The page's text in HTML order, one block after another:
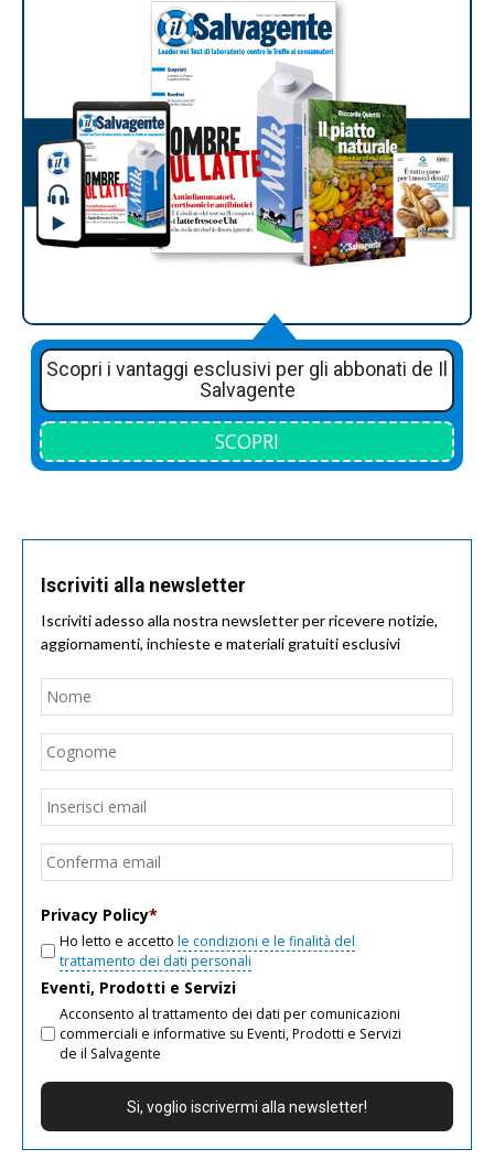
Scopri i vantaggi esclusivi per gli abbonati de Il
Salvagente
SCOPRI
Iscriviti alla newsletter
Iscriviti adesso alla nostra newsletter per ricevere notizie,
aggiornamenti, inchieste e materiali gratuiti esclusivi
Nome
Email
Privacy Policy*
Ho letto e accetto le condizioni e le finalità del
trattamento dei dati personali
Eventi, Prodotti e Servizi
Acconsento al trattamento dei dati per comunicazioni
commerciali e informative su Eventi, Prodotti e Servizi
de il Salvagente